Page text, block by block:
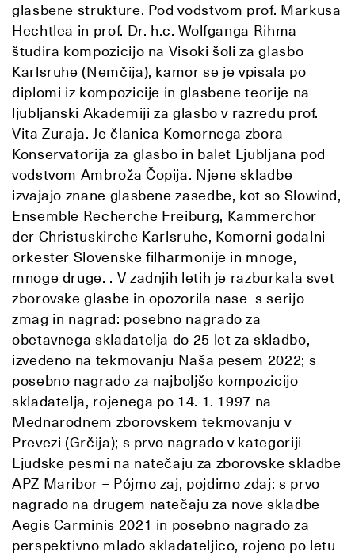
glasbene strukture. Pod vodstvom prof. Markusa
Hechtlea in prof. Dr. h.c. Wolfganga Rihma
študira kompozicijo na Visoki šoli za glasbo
Karlsruhe (Nemčija), kamor se je vpisala po
diplomi iz kompozicije in glasbene teorije na
ljubljanski Akademiji za glasbo v razredu prof.
Vita Zuraja. Je članica Komornega zbora
Konservatorija za glasbo in balet Ljubljana pod
vodstvom Ambroža Čopija. Njene skladbe
izvajajo znane glasbene zasedbe, kot so Slowind,
Ensemble Recherche Freiburg, Kammerchor
der Christuskirche Karlsruhe, Komorni godalni
orkester Slovenske filharmonije in mnoge,
mnoge druge. . V zadnjih letih je razburkala svet
zborovske glasbe in opozorila nase s serijo
zmag in nagrad: posebno nagrado za
obetavnega skladatelja do 25 let za skladbo,
izvedeno na tekmovanju Naša pesem 2022; s
posebno nagrado za najboljšo kompozicijo
skladatelja, rojenega po 14. 1. 1997 na
Mednarodnem zborovskem tekmovanju v
Prevezi (Grčija); s prvo nagrado v kategoriji
Ljudske pesmi na natečaju za zborovske skladbe
APZ Maribor – Pójmo zaj, pojdimo zdaj: s prvo
nagrado na drugem natečaju za nove skladbe
Aegis Carminis 2021 in posebno nagrado za
perspektivno mlado skladateljico, rojeno po letu